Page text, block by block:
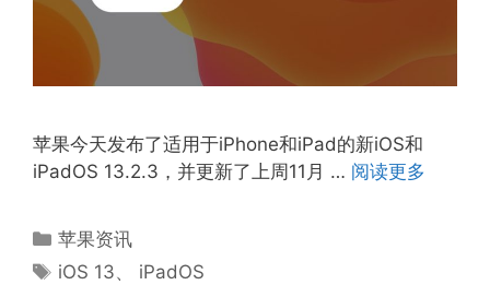
苹果今天发布了适用于iPhone和iPad的新iOS和
iPadOS 13.2.3，并更新了上周11月 … 阅读更多
分
类
苹果资讯
标
iOS 13、 iPadOS